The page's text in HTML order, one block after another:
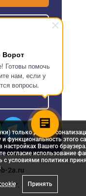
Готовы помочь
нам, если у
вопросы.
151/1, офис
2a.ru
г.
только для
функциональность этого
Вашего браузера.
согласие использование
с условиями политики
Принять